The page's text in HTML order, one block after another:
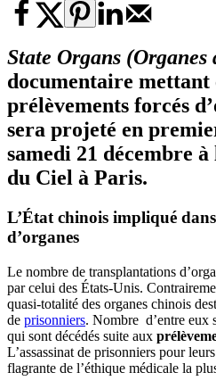
State Organs (Organes
documentaire mettant
prélèvements forcés
sera projeté en
samedi 21 décembre
du Ciel à Paris.
L’État chinois impliqué
d’organes
Le nombre de transplantations
par celui des États-Unis.
quasi-totalité des organes chinois
de prisonniers. Nombre d’entre eux
qui sont décédés suite aux
L’assassinat de prisonniers pour
flagrante de l’éthique médicale la